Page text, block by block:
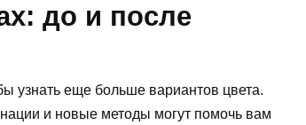
до и после
узнать еще больше вариантов цвета.
и новые методы могут помочь вам